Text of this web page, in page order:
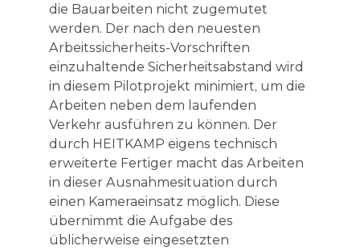
die Bauarbeiten nicht zugemutet
werden. Der nach den neuesten
Arbeitssicherheits-Vorschriften
einzuhaltende Sicherheitsabstand wird
in diesem Pilotprojekt minimiert, um die
Arbeiten neben dem laufenden
Verkehr ausführen zu können. Der
durch HEITKAMP eigens technisch
erweiterte Fertiger macht das Arbeiten
in dieser Ausnahmesituation durch
einen Kameraeinsatz möglich. Diese
übernimmt die Aufgabe des
üblicherweise eingesetzten